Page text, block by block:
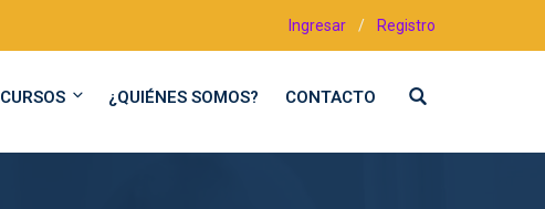
Ingresar / Registro
CURSOS ¿QUIÉNES SOMOS? CONTACTO